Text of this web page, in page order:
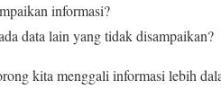
informasi?
data lain yang tidak disampaikan?
kita menggali informasi lebih